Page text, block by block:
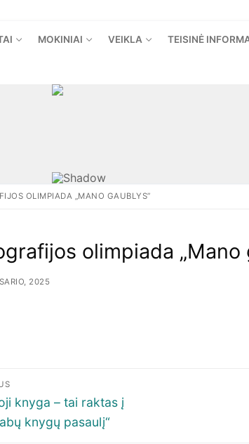
MOKINIAI VEIKLA TEISINĖ
OLIMPIADA „MANO GAUBLYS”
olimpiada „Mano
2025
knyga – tai raktas į
knygų pasaulį“